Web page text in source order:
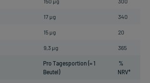
17 µg 340
15 µg 20
9,3 µg 365
Pro Tagesportion (= 1
Beutel)
%
NRV*